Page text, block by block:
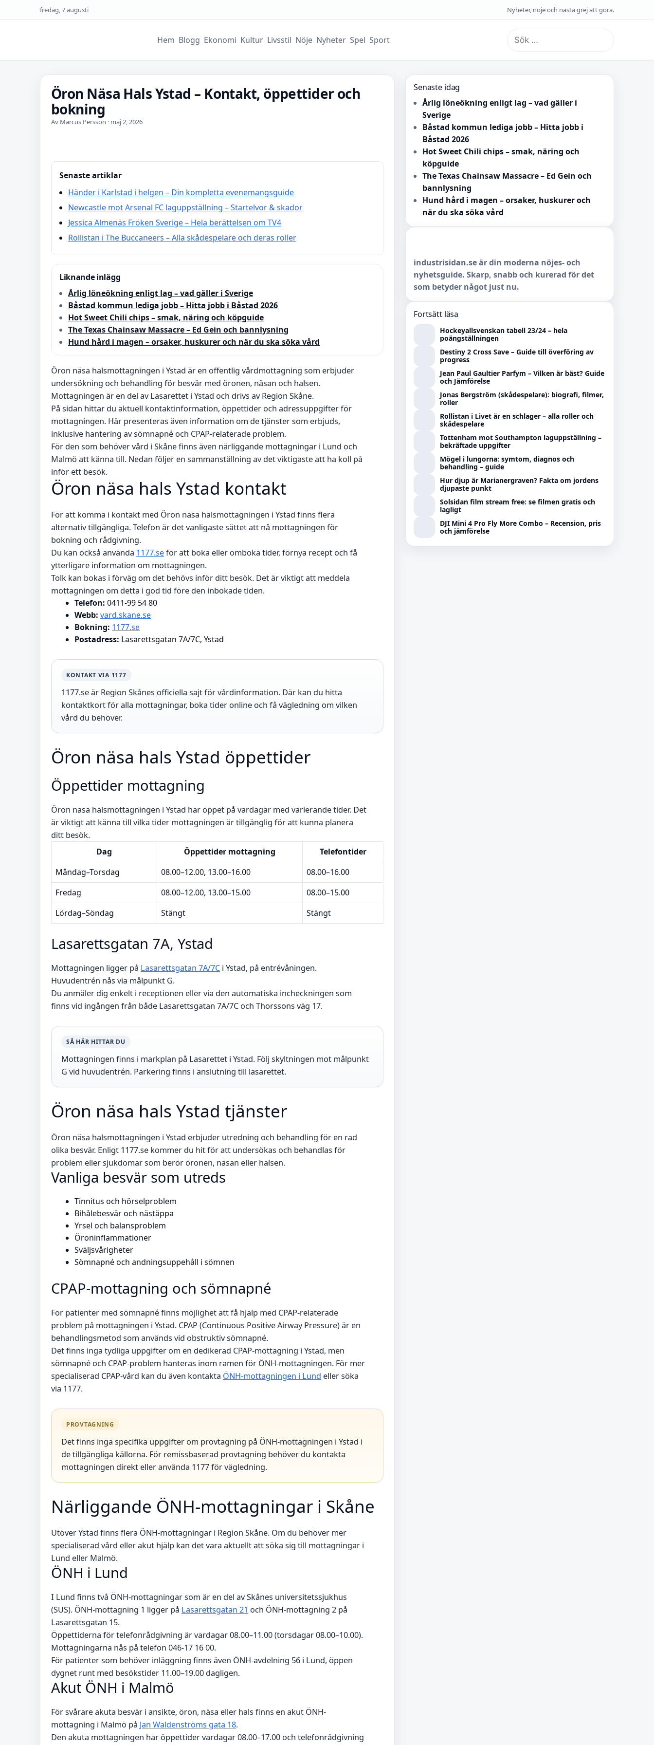
fredag, 7 augusti Nyheter, nöje och nästa grej att göra.
Hem Blogg Ekonomi Kultur Livsstil Nöje Nyheter Spel Sport
Sök
efter:
Öron Näsa Hals Ystad – Kontakt, öppettider och
bokning
Av Marcus Persson · maj 2, 2026
Senaste artiklar
Händer i Karlstad i helgen – Din kompletta evenemangsguide
Newcastle mot Arsenal FC laguppställning – Startelvor & skador
Jessica Almenäs Fröken Sverige – Hela berättelsen om TV4
Rollistan i The Buccaneers – Alla skådespelare och deras roller
Liknande inlägg
Årlig löneökning enligt lag – vad gäller i Sverige
Båstad kommun lediga jobb – Hitta jobb i Båstad 2026
Hot Sweet Chili chips – smak, näring och köpguide
The Texas Chainsaw Massacre – Ed Gein och bannlysning
Hund hård i magen – orsaker, huskurer och när du ska söka vård
Öron näsa halsmottagningen i Ystad är en offentlig vårdmottagning som erbjuder
undersökning och behandling för besvär med öronen, näsan och halsen.
Mottagningen är en del av Lasarettet i Ystad och drivs av Region Skåne.
På sidan hittar du aktuell kontaktinformation, öppettider och adressuppgifter för
mottagningen. Här presenteras även information om de tjänster som erbjuds,
inklusive hantering av sömnapné och CPAP-relaterade problem.
För den som behöver vård i Skåne finns även närliggande mottagningar i Lund och
Malmö att känna till. Nedan följer en sammanställning av det viktigaste att ha koll på
inför ett besök.
Öron näsa hals Ystad kontakt
För att komma i kontakt med Öron näsa halsmottagningen i Ystad finns flera
alternativ tillgängliga. Telefon är det vanligaste sättet att nå mottagningen för
bokning och rådgivning.
Du kan också använda 1177.seför att boka eller omboka tider, förnya recept och få
ytterligare information om mottagningen.
Tolk kan bokas i förväg om det behövs inför ditt besök. Det är viktigt att meddela
mottagningen om detta i god tid före den inbokade tiden.
Telefon: 0411-99 54 80
Webb: vard.skane.se
Bokning: 1177.se
Postadress: Lasarettsgatan 7A/7C, Ystad
KONTAKT VIA 1177
1177.se är Region Skånes officiella sajt för vårdinformation. Där kan du hitta
kontaktkort för alla mottagningar, boka tider online och få vägledning om vilken
vård du behöver.
Öron näsa hals Ystad öppettider
Öppettider mottagning
Öron näsa halsmottagningen i Ystad har öppet på vardagar med varierande tider. Det
är viktigt att känna till vilka tider mottagningen är tillgänglig för att kunna planera
ditt besök.
Dag
Öppettider mottagning
Telefontider
Måndag–Torsdag
08.00–12.00, 13.00–16.00
08.00–16.00
Fredag
08.00–12.00, 13.00–15.00
08.00–15.00
Lördag–Söndag
Stängt Stängt
Lasarettsgatan 7A, Ystad
Mottagningen ligger på Lasarettsgatan 7A/7C i Ystad, på entrévåningen.
Huvudentrén nås via målpunkt G.
Du anmäler dig enkelt i receptionen eller via den automatiska incheckningen som
finns vid ingången från både Lasarettsgatan 7A/7C och Thorssons väg 17.
SÅ HÄR HITTAR DU
Mottagningen finns i markplan på Lasarettet i Ystad. Följ skyltningen mot målpunkt
G vid huvudentrén. Parkering finns i anslutning till lasarettet.
Öron näsa hals Ystad tjänster
Öron näsa halsmottagningen i Ystad erbjuder utredning och behandling för en rad
olika besvär. Enligt 1177.se kommer du hit för att undersökas och behandlas för
problem eller sjukdomar som berör öronen, näsan eller halsen.
Vanliga besvär som utreds
Tinnitus och hörselproblem
Bihålebesvär och nästäppa
Yrsel och balansproblem
Öroninflammationer
Sväljsvårigheter
Sömnapné och andningsuppehåll i sömnen
CPAP-mottagning och sömnapné
För patienter med sömnapné finns möjlighet att få hjälp med CPAP-relaterade
problem på mottagningen i Ystad. CPAP (Continuous Positive Airway Pressure) är en
behandlingsmetod som används vid obstruktiv sömnapné.
Det finns inga tydliga uppgifter om en dedikerad CPAP-mottagning i Ystad, men
sömnapné och CPAP-problem hanteras inom ramen för ÖNH-mottagningen. För mer
specialiserad CPAP-vård kan du även kontakta ÖNH-mottagningen i Lund eller söka
via 1177.
PROVTAGNING
Det finns inga specifika uppgifter om provtagning på ÖNH-mottagningen i Ystad i
de tillgängliga källorna. För remissbaserad provtagning behöver du kontakta
mottagningen direkt eller använda 1177 för vägledning.
Närliggande ÖNH-mottagningar i Skåne
Utöver Ystad finns flera ÖNH-mottagningar i Region Skåne. Om du behöver mer
specialiserad vård eller akut hjälp kan det vara aktuellt att söka sig till mottagningar i
Lund eller Malmö.
ÖNH i Lund
I Lund finns två ÖNH-mottagningar som är en del av Skånes universitetssjukhus
(SUS). ÖNH-mottagning 1 ligger på Lasarettsgatan 21 och ÖNH-mottagning 2 på
Lasarettsgatan 15.
Öppettiderna för telefonrådgivning är vardagar 08.00–11.00 (torsdagar 08.00–10.00).
Mottagningarna nås på telefon 046-17 16 00.
För patienter som behöver inläggning finns även ÖNH-avdelning 56 i Lund, öppen
dygnet runt med besökstider 11.00–19.00 dagligen.
Akut ÖNH i Malmö
För svårare akuta besvär i ansikte, öron, näsa eller hals finns en akut ÖNH-
mottagning i Malmö på Jan Waldenströms gata 18.
Den akuta mottagningen har öppettider vardagar 08.00–17.00 och telefonrådgivning
Senaste idag
Årlig löneökning enligt lag – vad gäller i
Sverige
Båstad kommun lediga jobb – Hitta jobb i
Båstad 2026
Hot Sweet Chili chips – smak, näring och
köpguide
The Texas Chainsaw Massacre – Ed Gein och
bannlysning
Hund hård i magen – orsaker, huskurer och
när du ska söka vård
industrisidan.se är din moderna nöjes- och
nyhetsguide. Skarp, snabb och kurerad för det
som betyder något just nu.
Fortsätt läsa
Hockeyallsvenskan tabell 23/24 – hela
poängställningen
Destiny 2 Cross Save – Guide till överföring av
progress
Jean Paul Gaultier Parfym – Vilken är bäst? Guide
och Jämförelse
Jonas Bergström (skådespelare): biografi, filmer,
roller
Rollistan i Livet är en schlager – alla roller och
skådespelare
Tottenham mot Southampton laguppställning –
bekräftade uppgifter
Mögel i lungorna: symtom, diagnos och
behandling – guide
Hur djup är Marianergraven? Fakta om jordens
djupaste punkt
Solsidan film stream free: se filmen gratis och
lagligt
DJI Mini 4 Pro Fly More Combo – Recension, pris
och jämförelse